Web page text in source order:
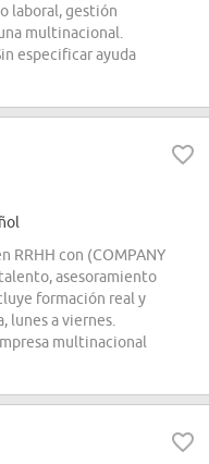
laboral, gestión
multinacional.
especificar ayuda
RRHH con (COMPANY
asesoramiento
formación real y
lunes a viernes.
multinacional